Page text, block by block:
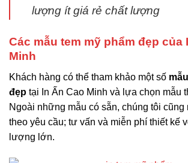
lượng ít giá rẻ chất lượng
Các mẫu tem mỹ phẩm đẹp của
Minh
Khách hàng có thể tham khảo một số
đẹp tại In Ấn Cao Minh và lựa chọn mẫu
Ngoài những mẫu có sẵn, chúng tôi cũng
theo yêu cầu; tư vấn và miễn phí thiết kế
lượng lớn.